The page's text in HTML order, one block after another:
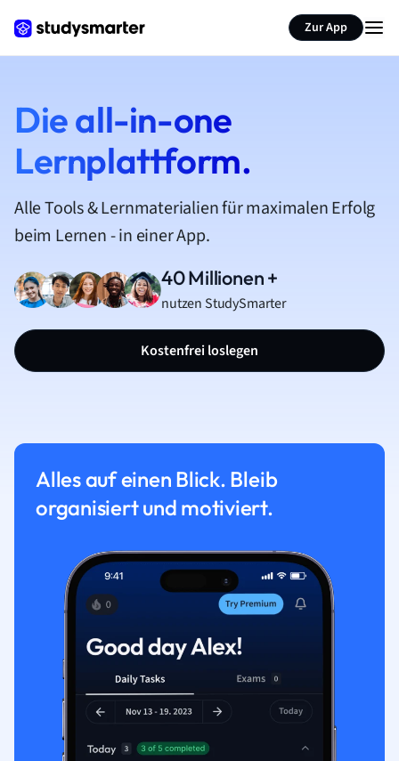
Zur App
Die all-in-one
Lernplattform.
Alle Tools & Lernmaterialien für maximalen Erfolg
beim Lernen - in einer App.
40 Millionen +
nutzen StudySmarter
Kostenfrei loslegen
Alles auf einen Blick. Bleib
organisiert und motiviert.